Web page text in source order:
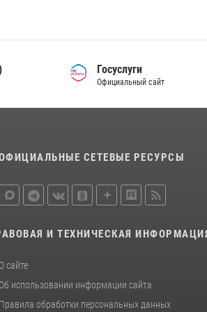
В Ростовской области при
подозреваемые в переделке
дальнейшей продажи
детского сада со своей службой
Госуслуги
Официальный сайт
СЕТЕВЫЕ РЕСУРСЫ
И ТЕХНИЧЕСКАЯ
О сайте
Об использовании информации сайта
Правила обработки персональных данных